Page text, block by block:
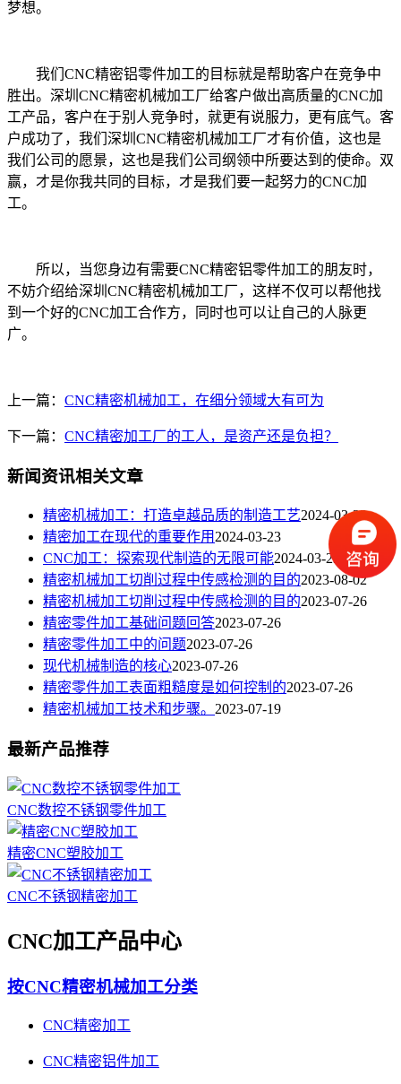
梦想。
我们CNC精密铝零件加工的目标就是帮助客户在竞争中
胜出。深圳CNC精密机械加工厂给客户做出高质量的CNC加
工产品，客户在于别人竞争时，就更有说服力，更有底气。客
户成功了，我们深圳CNC精密机械加工厂才有价值，这也是
我们公司的愿景，这也是我们公司纲领中所要达到的使命。双
赢，才是你我共同的目标，才是我们要一起努力的CNC加
工。
所以，当您身边有需要CNC精密铝零件加工的朋友时，
不妨介绍给深圳CNC精密机械加工厂，这样不仅可以帮他找
到一个好的CNC加工合作方，同时也可以让自己的人脉更
广。
上一篇： CNC精密机械加工，在细分领域大有可为
下一篇： CNC精密加工厂的工人，是资产还是负担？
新闻资讯相关文章
​精密机械加工：打造卓越品质的制造工艺2024-03-23
精密加工在现代的重要作用 2024-03-23
CNC加工：探索现代制造的无限可能2024-03-23
精密机械加工切削过程中传感检测的目的2023-08-02
精密机械加工切削过程中传感检测的目的2023-07-26
精密零件加工基础问题回答2023-07-26
精密零件加工中的问题2023-07-26
现代机械制造的核心2023-07-26
精密零件加工表面粗糙度是如何控制的2023-07-26
精密机械加工技术和步骤。 2023-07-19
最新产品推荐
CNC数控不锈钢零件加工
精密CNC塑胶加工
CNC不锈钢精密加工
CNC加工产品中心
按CNC精密机械加工分类
CNC精密加工
CNC精密铝件加工